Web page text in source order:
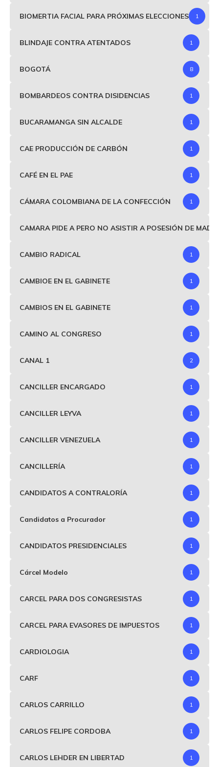
BIOMERTIA FACIAL PARA PRÓXIMAS ELECCIONES 1
BLINDAJE CONTRA ATENTADOS 1
BOGOTÁ 8
BOMBARDEOS CONTRA DISIDENCIAS 1
BUCARAMANGA SIN ALCALDE 1
CAE PRODUCCIÓN DE CARBÓN 1
CAFÉ EN EL PAE 1
CÁMARA COLOMBIANA DE LA CONFECCIÓN 1
CAMARA PIDE A PERO NO ASISTIR A POSESIÓN DE
CAMBIO RADICAL 1
CAMBIOE EN EL GABINETE 1
CAMBIOS EN EL GABINETE 1
CAMINO AL CONGRESO 1
CANAL 1 2
CANCILLER ENCARGADO 1
CANCILLER LEYVA 1
CANCILLER VENEZUELA 1
CANCILLERÍA 1
CANDIDATOS A CONTRALORÍA 1
Candidatos a Procurador 1
CANDIDATOS PRESIDENCIALES 1
Cárcel Modelo 1
CARCEL PARA DOS CONGRESISTAS 1
CARCEL PARA EVASORES DE IMPUESTOS 1
CARDIOLOGIA 1
CARF 1
CARLOS CARRILLO 1
CARLOS FELIPE CORDOBA 1
CARLOS LEHDER EN LIBERTAD 1